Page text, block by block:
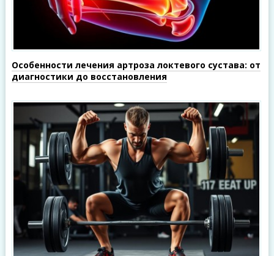
Особенности лечения артроза локтевого сустава: от
диагностики до восстановления